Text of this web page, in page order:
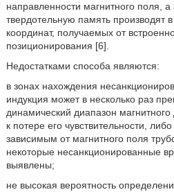
направленности магнитного поля,
твердотельную память производят
координат, получаемых от
позиционирования [6].
Недостатками способа являются:
в зонах нахождения
индукция может в несколько раз
динамический диапазон
к потере его чувствительности,
зависимым от магнитного поля
некоторые несанкционированные
выявлены;
не высокая вероятность